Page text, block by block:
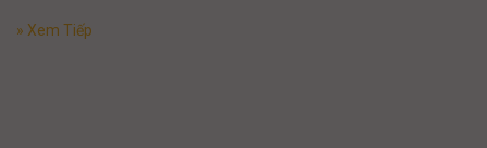
» Xem Tiếp